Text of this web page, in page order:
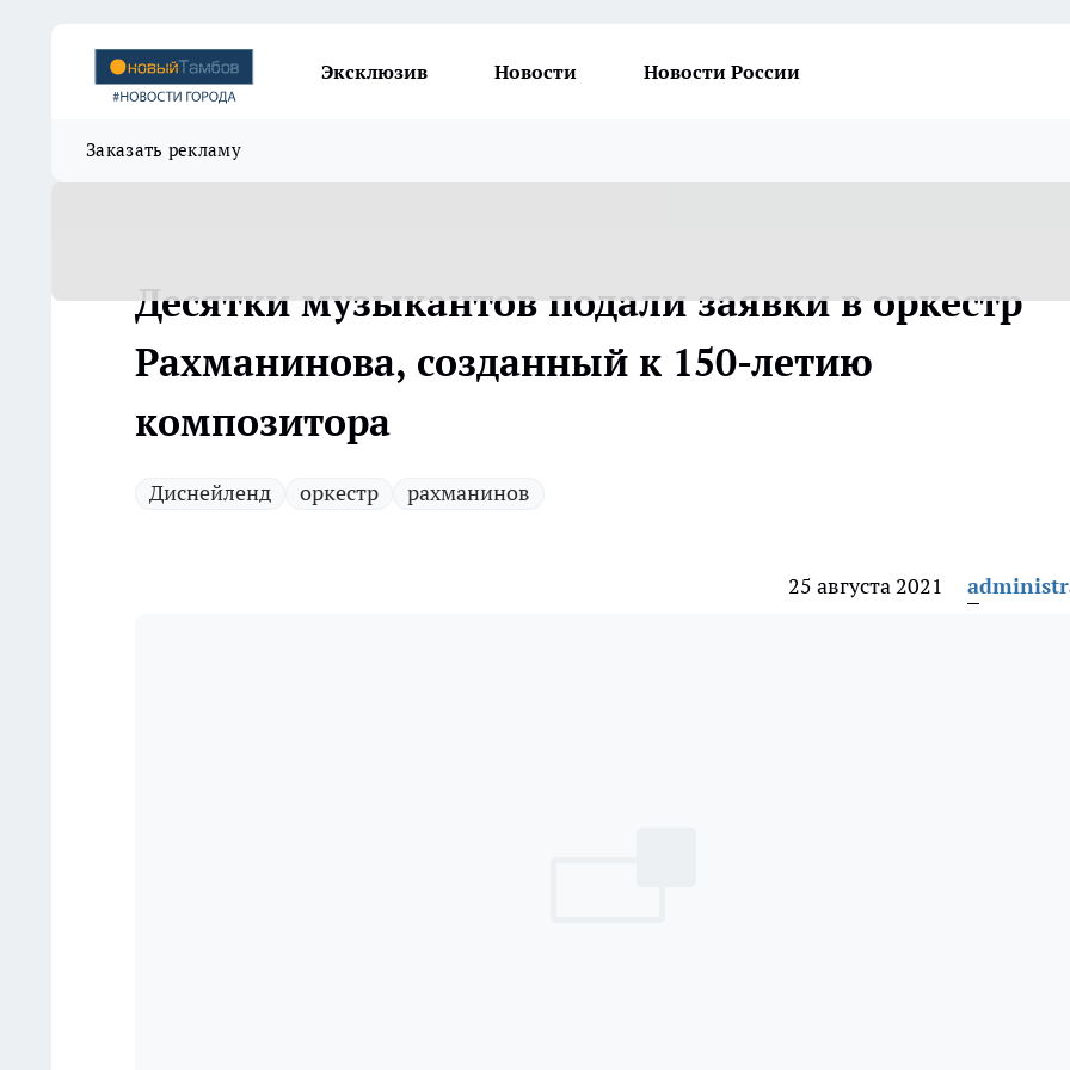
Эксклюзив Новости Новости России
Заказать рекламу
Десятки музыкантов подали заявки в оркестр
Рахманинова, созданный к 150-летию
композитора
Диснейленд оркестр рахманинов
25 августа 2021